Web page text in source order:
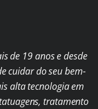
de 19 anos e desde
cuidar do seu bem-
alta tecnologia em
tratamento